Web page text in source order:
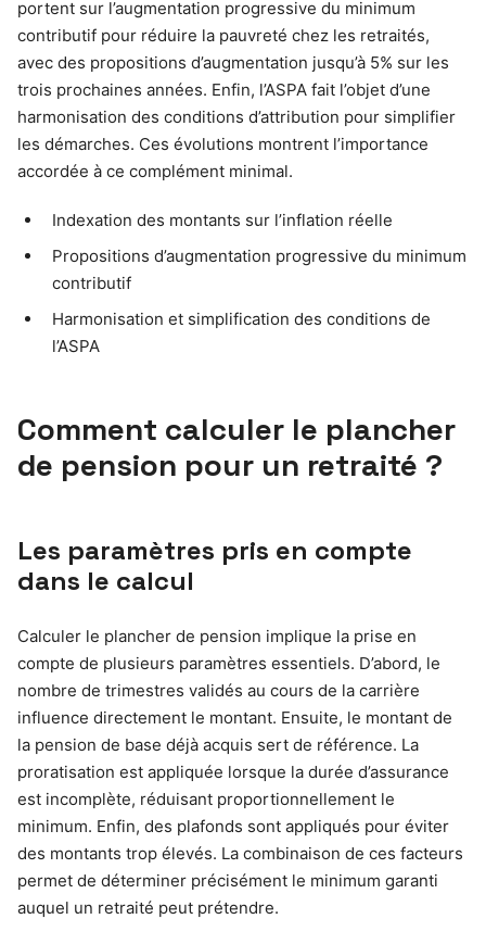
portent sur l’augmentation progressive du minimum
contributif pour réduire la pauvreté chez les retraités,
avec des propositions d’augmentation jusqu’à 5% sur les
trois prochaines années. Enfin, l’ASPA fait l’objet d’une
harmonisation des conditions d’attribution pour simplifier
les démarches. Ces évolutions montrent l’importance
accordée à ce complément minimal.
Indexation des montants sur l’inflation réelle
Propositions d’augmentation progressive du minimum
contributif
Harmonisation et simplification des conditions de
l’ASPA
Comment calculer le plancher
de pension pour un retraité ?
Les paramètres pris en compte
dans le calcul
Calculer le plancher de pension implique la prise en
compte de plusieurs paramètres essentiels. D’abord, le
nombre de trimestres validés au cours de la carrière
influence directement le montant. Ensuite, le montant de
la pension de base déjà acquis sert de référence. La
proratisation est appliquée lorsque la durée d’assurance
est incomplète, réduisant proportionnellement le
minimum. Enfin, des plafonds sont appliqués pour éviter
des montants trop élevés. La combinaison de ces facteurs
permet de déterminer précisément le minimum garanti
auquel un retraité peut prétendre.